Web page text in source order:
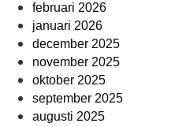
februari 2026
januari 2026
december 2025
november 2025
oktober 2025
september 2025
augusti 2025